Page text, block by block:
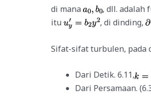
di mana , dll. adalah
itu
, di dinding,
Sifat-sifat turbulen, pada
Dari Detik. 6.11,
Dari Persamaan.